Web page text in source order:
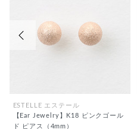
ESTELLE エステール
【Ear Jewelry】K18 ピンクゴール
ド ピアス（4mm）
前の画像